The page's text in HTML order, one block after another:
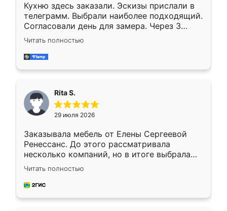
Кухню здесь заказали. Эскизы прислали в
телеграмм. Выбрали наиболее подходящий.
Согласовали день для замера. Через 3
недели кухня была уже готова. Остались
довольны работой. Спасибо Ренессанс
мебель за качественную работу!
Читать полностью
Rita S.
29 июля 2026
Заказывала мебель от Елены Сергеевой
Ренессанс. До этого рассматривала
несколько компаний, но в итоге выбрала
эту. Сначала обговорили условия, потом
приехал замерщик, всё спокойно объяснил
и снял размеры. Изготовили в срок, с
Читать полностью